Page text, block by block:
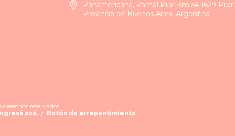
Panamericana, Ramal Pilar Km 54 1629 Pilar,
Provincia de Buenos Aires, Argentina
reservados.
acá. / Botón de arrepentimiento